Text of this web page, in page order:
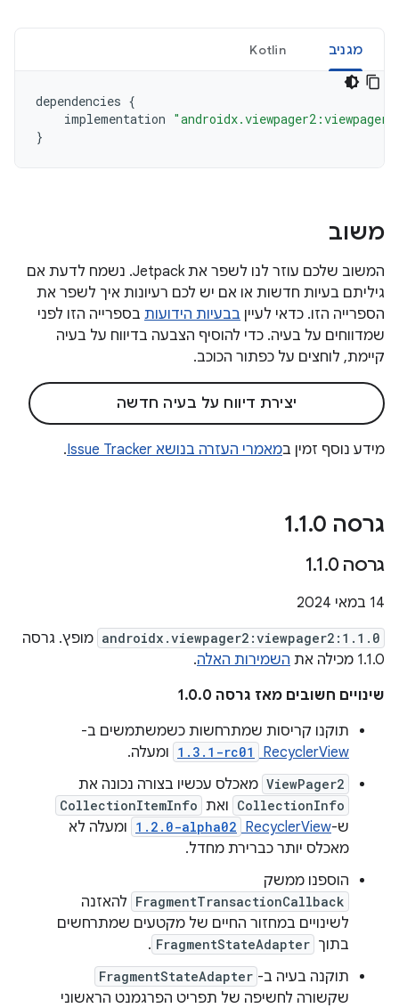
מגניב Kotlin
dependencies {
implementation
}
משוב
המשוב שלכם עוזר לנו לשפר את Jetpack. נשמח לדעת אם
גיליתם בעיות חדשות או אם יש לכם רעיונות איך לשפר את
הספרייה הזו. כדאי לעיין בבעיות הידועות בספרייה הזו לפני
שמדווחים על בעיה. כדי להוסיף הצבעה בדיווח על בעיה
קיימת, לוחצים על כפתור הכוכב.
יצירת דיווח על בעיה חדשה
מידע נוסף זמין במאמרי העזרה בנושא Issue Tracker .
גרסה 1 .1.0
גרסה 1 .1.0
‫14 במאי 2024
androidx.viewpager2:viewpager2:1.1.0 מופץ. גרסה
1.1.0 מכילה את
השמירות האלה.
שינויים חשובים מאז גרסה 1.0.0
תוקנו קריסות שמתרחשות כשמשתמשים ב-
RecyclerView
1.3.1-rc01 ומעלה.
ViewPager2 מאכלס עכשיו בצורה נכונה את
CollectionInfo ואת CollectionItemInfo
ש-RecyclerView
1.2.0-alpha02 ומעלה לא
מאכלס יותר כברירת מחדל.
הוספנו ממשק
FragmentTransactionCallback להאזנה
לשינויים במחזור החיים של מקטעים שמתרחשים
בתוך FragmentStateAdapter
.
תוקנה בעיה ב- FragmentStateAdapter
שקשורה לחשיפה של תפריט הפרגמנט הראשוני